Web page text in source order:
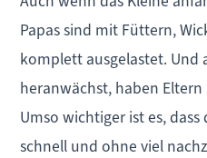
Papas sind mit Füttern,
komplett ausgelastet. Und
heranwächst, haben
Umso wichtiger ist es,
schnell und ohne viel